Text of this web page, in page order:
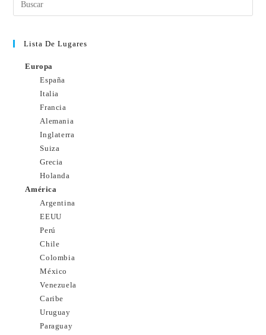
Lista De Lugares
Europa
España
Italia
Francia
Alemania
Inglaterra
Suiza
Grecia
Holanda
América
Argentina
EEUU
Perú
Chile
Colombia
México
Venezuela
Caribe
Uruguay
Paraguay